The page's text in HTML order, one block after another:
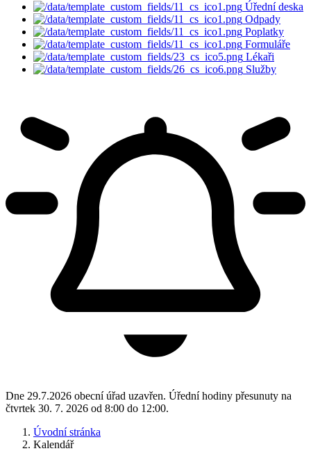
Úřední deska
Odpady
Poplatky
Formuláře
Lékaři
Služby
Dne 29.7.2026 obecní úřad uzavřen. Úřední hodiny přesunuty na
čtvrtek 30. 7. 2026 od 8:00 do 12:00.
Úvodní stránka
Kalendář